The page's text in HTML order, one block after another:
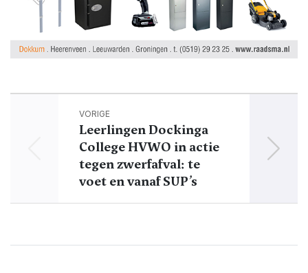
VORIGE
Leerlingen Dockinga
College HVWO in actie
tegen zwerfafval: te
voet en vanaf SUP’s